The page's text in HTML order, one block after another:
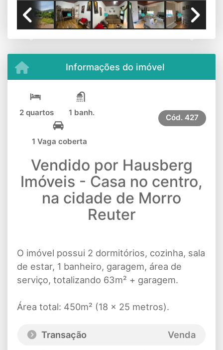
Informações do imóvel
2 quartos 1 banh.
1 Vaga coberta
Cód. 427
Vendido por Hausberg
Imóveis - Casa no centro,
na cidade de Morro
Reuter
O imóvel possui 2 dormitórios, cozinha, sala
de estar, 1 banheiro, garagem, área de
serviço, totalizando 63m² + garagem.
Área total: 450m² (18 x 25 metros).
Transação
Venda